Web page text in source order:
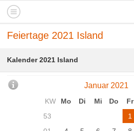
Feiertage 2021 Island
Kalender 2021 Island
Januar 2021
KW Mo Di Mi Do Fr
53
1